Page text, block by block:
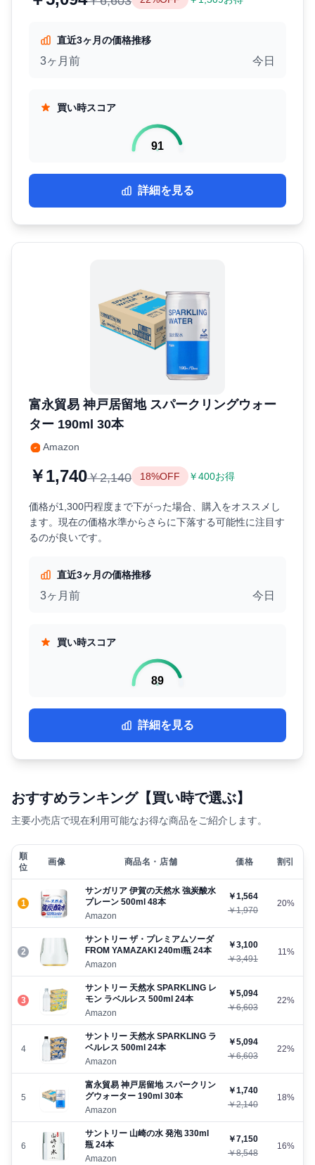
直近3ヶ月の価格推移
3ヶ月前 今日
買い時スコア
91
詳細を見る
富永貿易 神戸居留地 スパークリングウォー
ター 190ml 30本
Amazon
￥1,740￥2,140 18%OFF ￥400お得
価格が1,300円程度まで下がった場合、購入をオススメし
ます。現在の価格水準からさらに下落する可能性に注目す
るのが良いです。
直近3ヶ月の価格推移
3ヶ月前 今日
買い時スコア
89
詳細を見る
おすすめランキング【買い時で選ぶ】
主要小売店で現在利用可能なお得な商品をご紹介します。
順
位
画像 商品名・店舗 価格 割引
1
サンガリア 伊賀の天然水 強炭酸水
プレーン 500ml 48本
Amazon
￥1,564
￥1,970
20%
2
サントリー ザ・プレミアムソーダ
FROM YAMAZAKI 240ml瓶 24本
Amazon
￥3,100
￥3,491
11%
3
サントリー 天然水 SPARKLING レ
モン ラベルレス 500ml 24本
Amazon
￥5,094
￥6,603
22%
4
サントリー 天然水 SPARKLING ラ
ベルレス 500ml 24本
Amazon
￥5,094
￥6,603
22%
5
富永貿易 神戸居留地 スパークリン
グウォーター 190ml 30本
Amazon
￥1,740
￥2,140
18%
6
サントリー 山崎の水 発泡 330ml
瓶 24本
Amazon
￥7,150
￥8,548
16%